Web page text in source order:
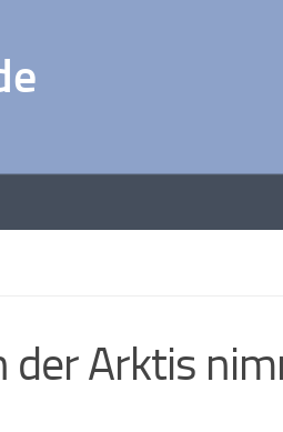
der Arktis